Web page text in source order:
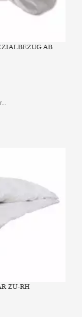
AB
ZU-RH